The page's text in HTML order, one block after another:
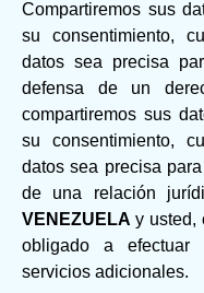
Compartiremos sus
su consentimiento,
datos sea precisa
defensa de un
compartiremos sus
su consentimiento,
datos sea precisa
de una relación
VENEZUELAy usted,
obligado a efectuar
servicios adicionales.